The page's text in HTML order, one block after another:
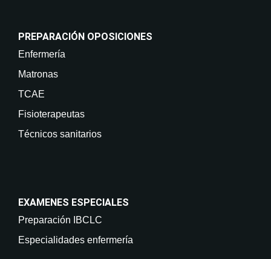
PREPARACIÓN OPOSICIONES
Enfermería
Matronas
TCAE
Fisioterapeutas
Técnicos sanitarios
EXAMENES ESPECIALES
Preparación IBCLC
Especialidades enfermería